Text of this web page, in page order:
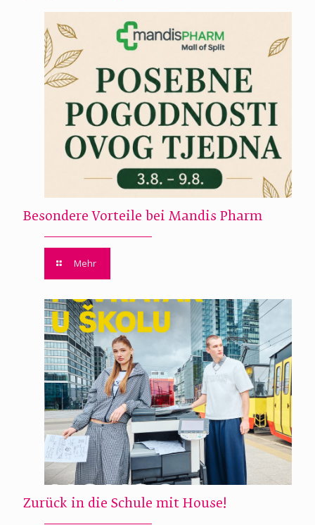
Besondere Vorteile bei Mandis Pharm
Mehr
Zurück in die Schule mit House!